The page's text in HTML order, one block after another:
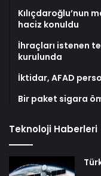
Kılıçdaroğlu’nun
haciz konuldu
İhraçları istenen
kurulunda
İktidar, AFAD
Bir paket sigara
Teknoloji Haberleri